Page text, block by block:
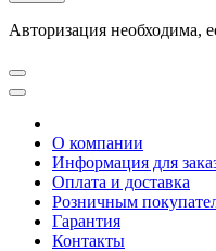
Авторизация необходима,
О компании
Информация для
Оплата и доставка
Розничным
Гарантия
Контакты